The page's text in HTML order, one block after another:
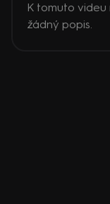
K tomuto
žádný popis.